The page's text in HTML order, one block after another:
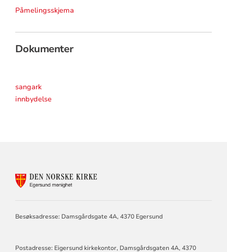
Påmelingsskjema
Dokumenter
sangark
innbydelse
Besøksadresse: Damsgårdsgate 4A, 4370 Egersund
Postadresse: Eigersund kirkekontor, Damsgårdsgaten 4A, 4370